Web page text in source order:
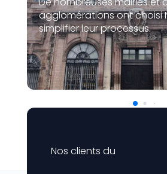
agglomérations ont choisi
simplifier leur processus.
Nos clients du